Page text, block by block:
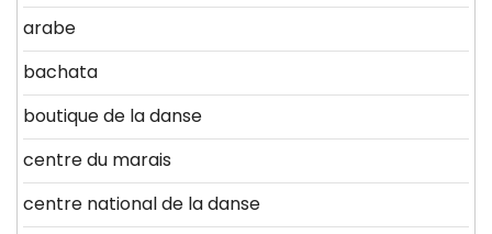
arabe
bachata
boutique de la danse
centre du marais
centre national de la danse